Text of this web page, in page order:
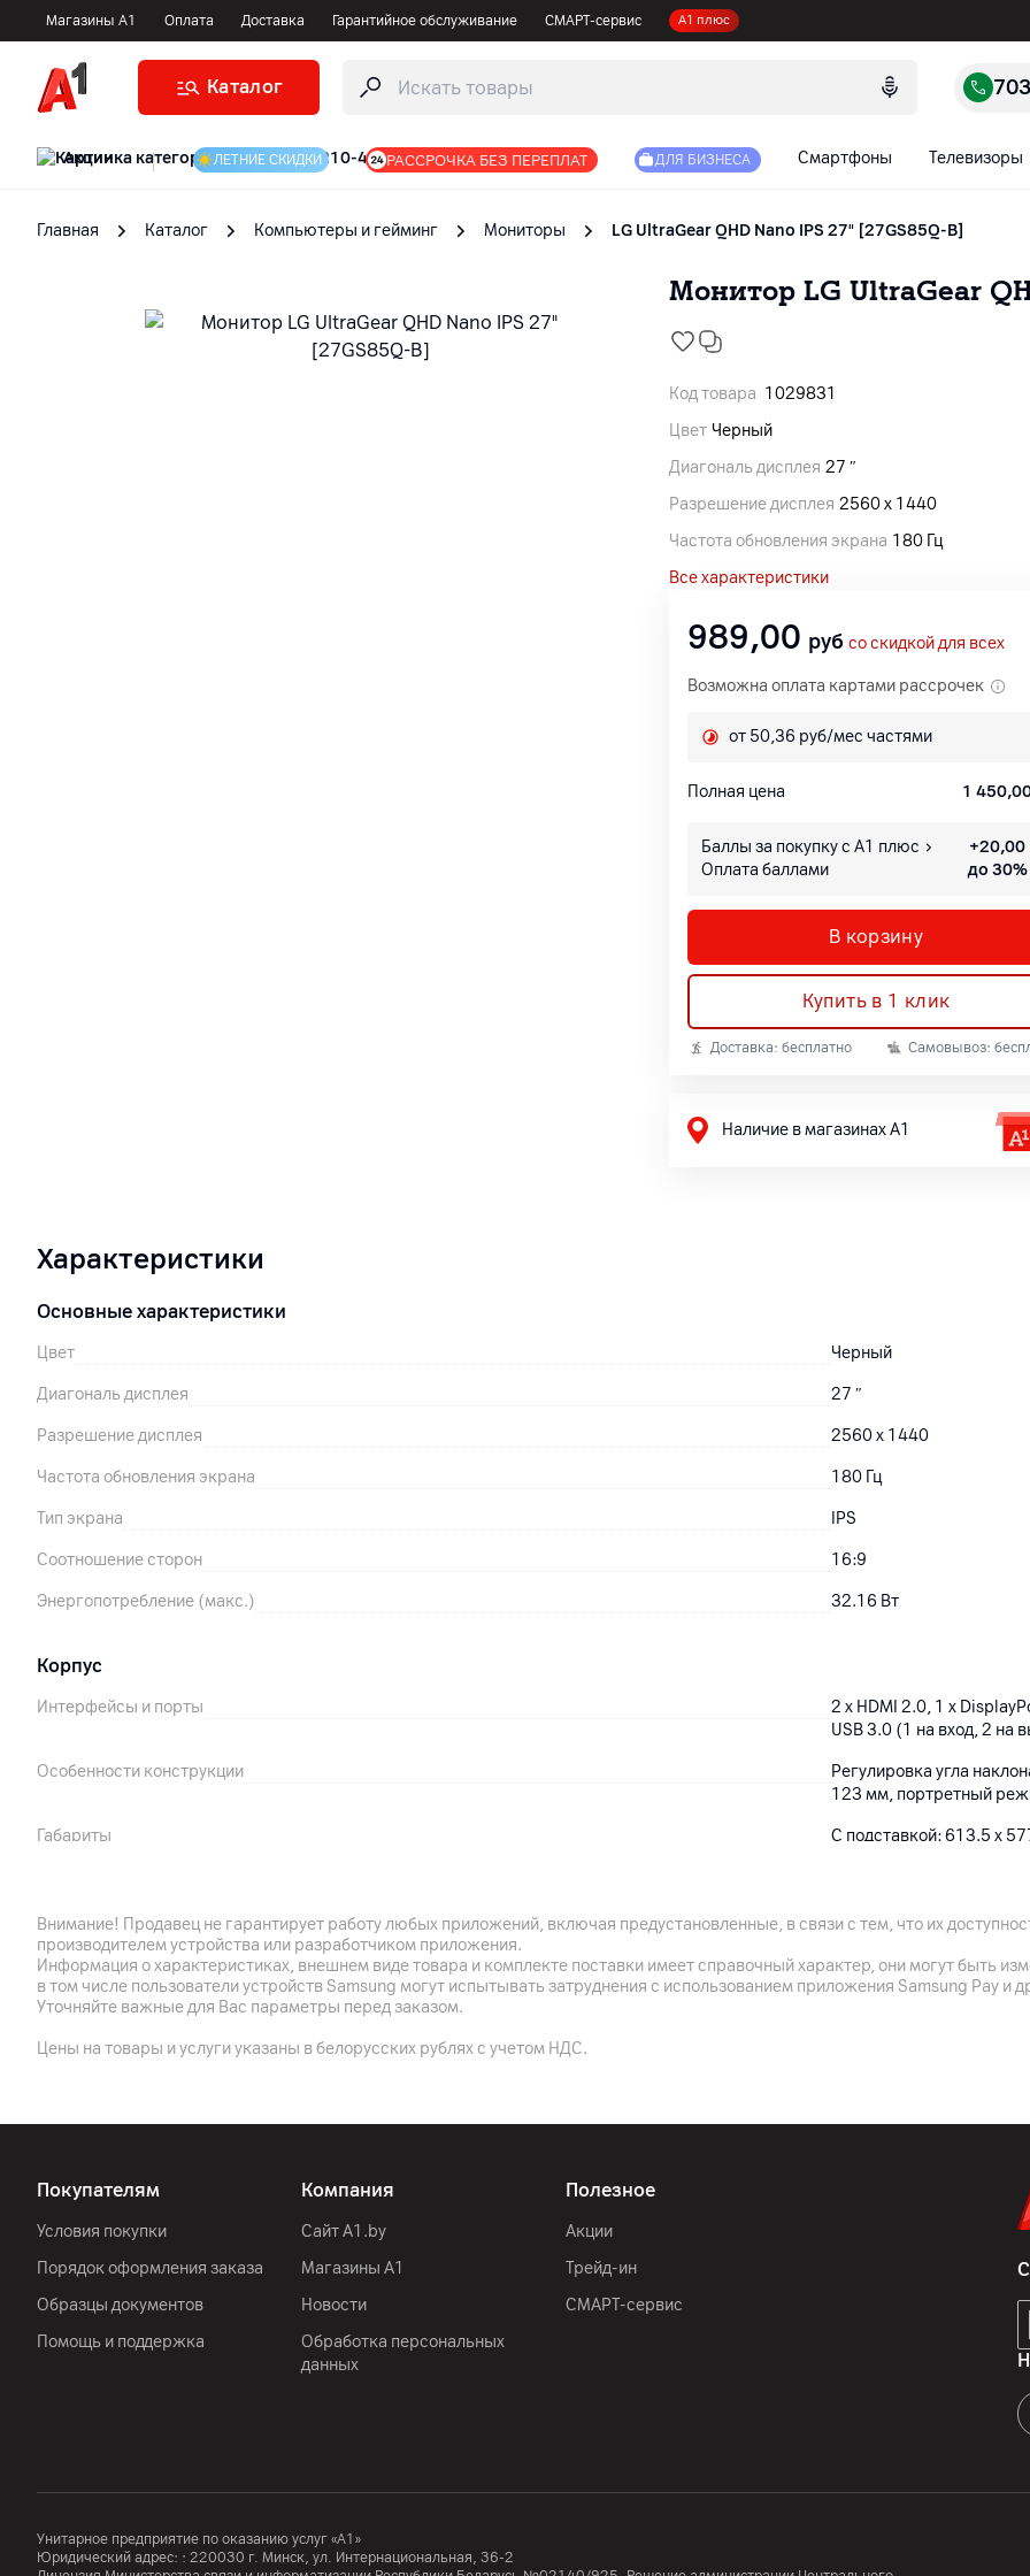
Магазины А1 Оплата Доставка Гарантийное обслуживание СМАРТ-сервис А1 плюс
Каталог
Акции | ЛЕТНИЕ СКИДКИ РАССРОЧКА БЕЗ ПЕРЕПЛАТ ДЛЯ БИЗНЕСА Смартфоны Телевизоры
Главная Каталог Компьютеры и гейминг Мониторы LG UltraGear QHD Nano IPS 27" [27GS85Q-B]
Монитор LG UltraGear
Код товара 1029831
Цвет Черный
Диагональ дисплея 27 ″
Разрешение дисплея 2560 x 1440
Частота обновления экрана 180 Гц
Все характеристики
989,00 руб со скидкой для всех
Возможна оплата картами рассрочек
от 50,36 руб/мес частями
Полная цена 1
Баллы за покупку с А1 плюс +20,00
Оплата баллами
до 30%
В корзину
Купить в 1 клик
Доставка: бесплатно Самовывоз:
Наличие в магазинах А1
Характеристики
Основные характеристики
Цвет Черный
Диагональ дисплея 27 ″
Разрешение дисплея 2560 x 1440
Частота обновления экрана 180 Гц
Тип экрана IPS
Соотношение сторон 16:9
Энергопотребление (макс.) 32.16 Вт
Корпус
Интерфейсы и порты
2 x HDMI 2.0, 1 x
USB 3.0 (1 на вход, 2 на
Особенности конструкции
Регулировка угла
123 мм, портретный
Габариты
C подставкой: 613.5 x
Вес (без подставки)
Крепление VESA 100 x 100 мм
Особенности дисплея
частоты обновления
Другие характеристики
Гарантия
Импортер
ООО «Тотлер
компания ЛГ
Внимание! Продавец не гарантирует работу любых приложений, включая предустановленные, в связи с тем, что их
производителем устройства или разработчиком приложения.
Информация о характеристиках, внешнем виде товара и комплекте поставки имеет справочный характер, они могут быть
в том числе пользователи устройств Samsung могут испытывать затруднения с использованием приложения Samsung Pay и
Уточняйте важные для Вас параметры перед заказом.
Цены на товары и услуги указаны в белорусских рублях с учетом НДС.
Покупателям
Условия покупки
Порядок оформления заказа
Образцы документов
Помощь и поддержка
Компания
Сайт A1.by
Магазины А1
Новости
Обработка персональных
данных
Полезное
Акции
Трейд-ин
СМАРТ-сервис
Унитарное предприятие по оказанию услуг «А1»
Юридический адрес: : 220030 г. Минск, ул. Интернациональная, 36-2